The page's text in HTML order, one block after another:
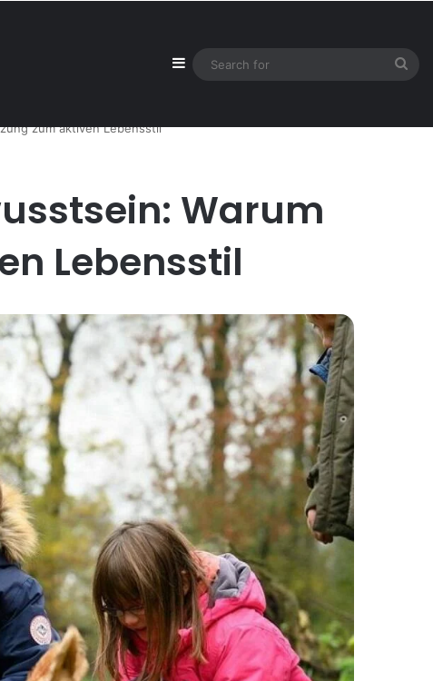
Sidebar
zum aktiven Lebensstil
Warum
Lebensstil